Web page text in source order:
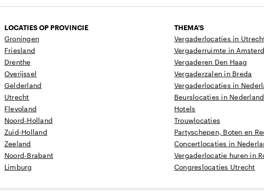
LOCATIES OP PROVINCIE
Groningen
Friesland
Drenthe
Overijssel
Gelderland
Utrecht
Flevoland
Noord-Holland
Zuid-Holland
Zeeland
Noord-Brabant
Limburg
THEMA'S
Vergaderlocaties in
Vergaderruimte in
Vergaderen Den Haag
Vergaderzalen in Breda
Vergaderlocaties in
Beurslocaties in Nederland
Hotels
Trouwlocaties
Partyschepen, Boten en
Concertlocaties in
Vergaderlocatie huren in
Congreslocaties Utrecht